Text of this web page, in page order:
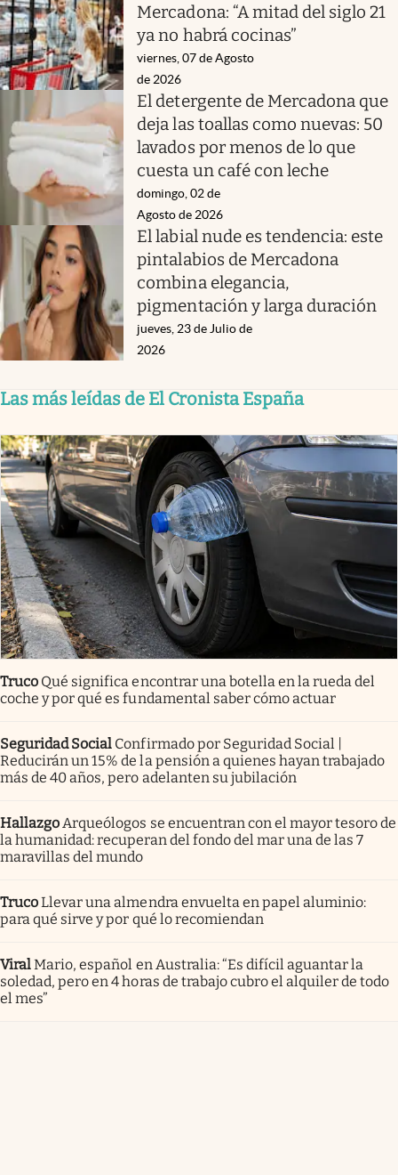
Mercadona: “A mitad del siglo 21
ya no habrá cocinas”
viernes, 07 de Agosto
de 2026
El detergente de Mercadona que
deja las toallas como nuevas: 50
lavados por menos de lo que
cuesta un café con leche
domingo, 02 de
Agosto de 2026
El labial nude es tendencia: este
pintalabios de Mercadona
combina elegancia,
pigmentación y larga duración
jueves, 23 de Julio de
2026
Las más leídas de El Cronista España
Truco Qué significa encontrar una botella en la rueda del
coche y por qué es fundamental saber cómo actuar
Seguridad Social Confirmado por Seguridad Social |
Reducirán un 15% de la pensión a quienes hayan trabajado
más de 40 años, pero adelanten su jubilación
Hallazgo Arqueólogos se encuentran con el mayor tesoro de
la humanidad: recuperan del fondo del mar una de las 7
maravillas del mundo
TrucoLlevar una almendra envuelta en papel aluminio:
para qué sirve y por qué lo recomiendan
ViralMario, español en Australia: “Es difícil aguantar la
soledad, pero en 4 horas de trabajo cubro el alquiler de todo
el mes”